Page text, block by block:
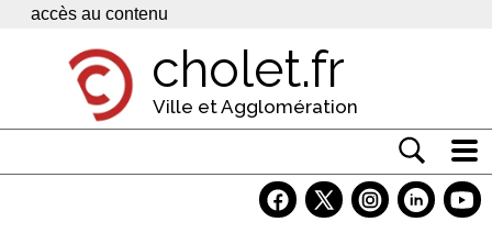
Panneau de gestion des cookies
accès au contenu
cholet.fr
Ville et Agglomération